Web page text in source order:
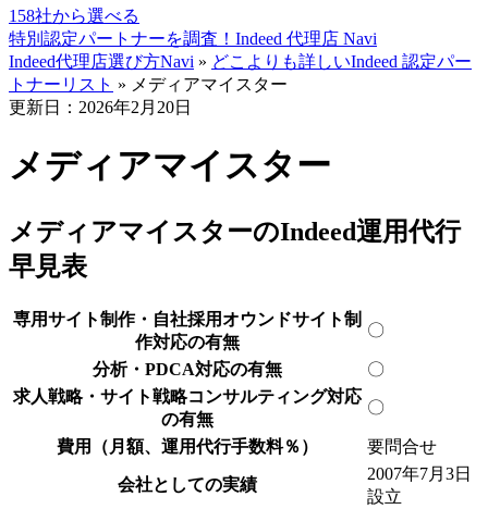
158社から選べる
特別認定パートナーを調査！ Indeed 代理店 Navi
Indeed代理店選び方Navi » どこよりも詳しいIndeed 認定パー
トナーリスト » メディアマイスター
更新日：2026年2月20日
メディアマイスター
メディアマイスターのIndeed運用代行
早見表
専用サイト制作・自社採用オウンドサイト制
作対応の有無
〇
分析・PDCA対応の有無
〇
求人戦略・サイト戦略コンサルティング対応
の有無
〇
費用（月額、運用代行手数料％） 要問合せ
会社としての実績
2007年7月3日
設立